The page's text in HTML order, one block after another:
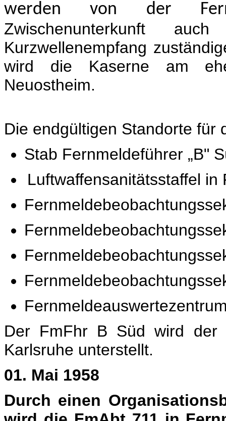
werden von der
Zwischenunterkunft
Kurzwellenempfang
wird die Kaserne am
Neuostheim.
Die endgültigen Standorte für
Stab Fernmeldeführer „B"
Luftwaffensanitätsstaffel in
Der FmFhr B Süd wird der
Karlsruhe unterstellt.
01. Mai 1958
Durch einen